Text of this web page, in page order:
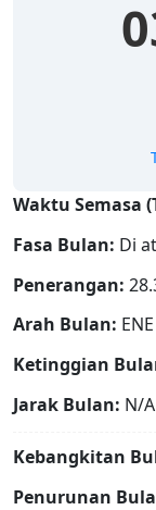
Waktu Semasa
Fasa Bulan: Di
Penerangan:
Arah Bulan:
Ketinggian
Jarak Bulan: N/A
Kebangkitan
Penurunan